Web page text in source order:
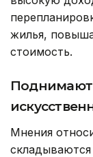
жилья,
стоимость.
Мнения